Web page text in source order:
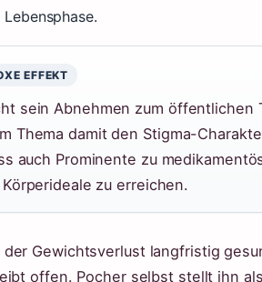
EFFEKT
sein Abnehmen zum öffentlichen
Thema damit den Stigma-
auch Prominente zu
zu erreichen.
der Gewichtsverlust langfristig
offen. Pocher selbst stellt ihn